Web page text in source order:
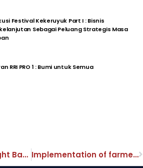
Festival Kekeruyuk Part I : Bisnis
Sebagai Peluang Strategis Masa
RRI PRO 1 : Bumi untuk Semua
Koalisi Primates Fight Back Minta Monyet Ekor Panjang dan Beruk Sebagai Satwa Liar Dilindungi Implementation of farmed animal welfare standards, and its impact on environmental and public health in Bali